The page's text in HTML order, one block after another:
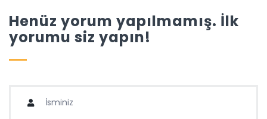
Henüz yorum yapılmamış. İlk
yorumu siz yapın!